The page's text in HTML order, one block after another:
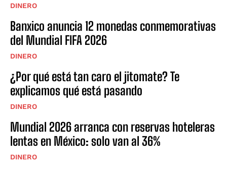
DINERO
Banxico anuncia 12 monedas conmemorativas
del Mundial FIFA 2026
DINERO
¿Por qué está tan caro el jitomate? Te
explicamos qué está pasando
DINERO
Mundial 2026 arranca con reservas hoteleras
lentas en México: solo van al 36%
DINERO